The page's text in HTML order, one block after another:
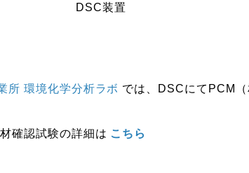
DSC装置
所 環境化学分析ラボ では、DSCにてPCM
確認試験の詳細は こちら